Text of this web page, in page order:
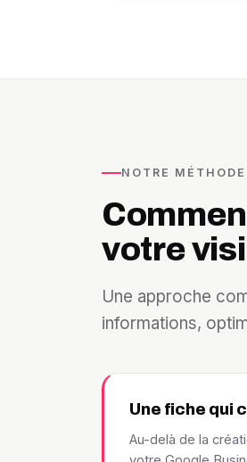
NOTRE MÉTHODE
votre
Une approche
informations,
Une fiche qui
Au-delà de la